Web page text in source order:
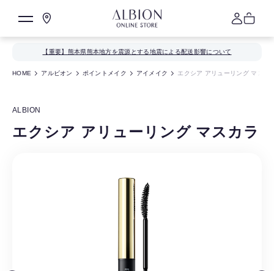
【重要】熊本県熊本地方を震源とする地震による配送影響について
HOME アルビオン ポイントメイク アイメイク エクシア アリューリング マスカ
ALBION
エクシア アリューリング マスカラ